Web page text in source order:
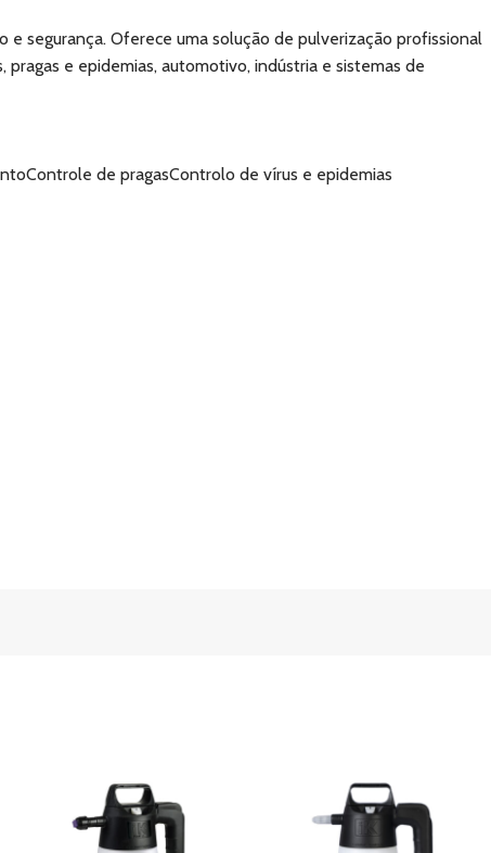
segurança. Oferece uma solução de pulverização profissional
e epidemias, automotivo, indústria e sistemas de
de pragasControlo de vírus e epidemias